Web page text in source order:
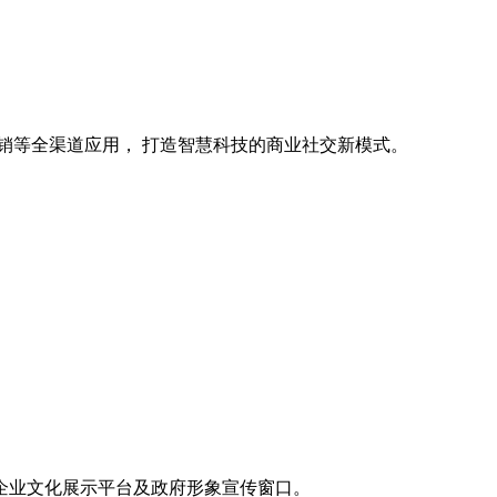
全渠道应用， 打造智慧科技的商业社交新模式。
文化展示平台及政府形象宣传窗口。